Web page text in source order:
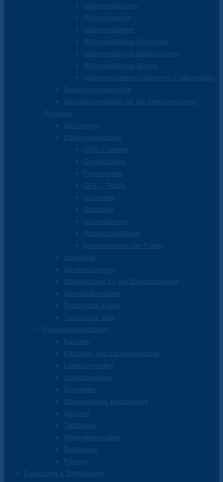
Wärmeleitkappen
Wärmeleitpads
Wärmeleitkleber
Wärmeleitfähige Klebstoffe
Wärmeleitfähige Abdeckungen
Wärmeleitfähige Masse
Wärmeleitpasten | silikonfrei | silikonhaltig
Batterieseparatorfolie
Spezialchemikalien für die Elektroindustrie
Produkte
Dichtungen
Elektroisolierstoffe
CNC-Frästeile
Deckschieber
Folienprofile
GFK – Profile
Isolierteile
Stanzteile
Nutisolationen
Nutverschlußkeile
Lohnstanzerei von Folien
Isolierteile
Sonderlösungen
Spulenkörper für die Elektroindustrie
Standardprodukte
Technische Folien
Technische Teile
Fertigungsverfahren
Kaschier
Kaschier- und Laminiertechnik
Laserschneiden
Lohnschneiden
Schneiden
Spangebende Bearbeitung
Stanzen
Tiefziehen
Wärmebehandeln
Bedrucken
Formen
Forschung & Entwicklung